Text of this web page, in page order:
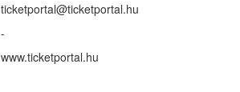
ticketportal@ticketportal.hu
-
www.ticketportal.hu